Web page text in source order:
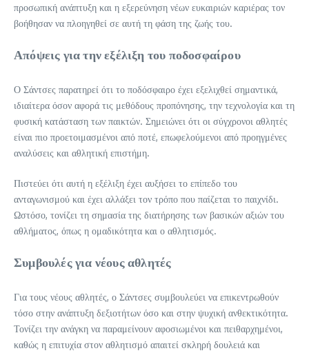
προσωπική ανάπτυξη και η εξερεύνηση νέων ευκαιριών καριέρας τον
βοήθησαν να πλοηγηθεί σε αυτή τη φάση της ζωής του.
Απόψεις για την εξέλιξη του ποδοσφαίρου
Ο Σάντσες παρατηρεί ότι το ποδόσφαιρο έχει εξελιχθεί σημαντικά,
ιδιαίτερα όσον αφορά τις μεθόδους προπόνησης, την τεχνολογία και τη
φυσική κατάσταση των παικτών. Σημειώνει ότι οι σύγχρονοι αθλητές
είναι πιο προετοιμασμένοι από ποτέ, επωφελούμενοι από προηγμένες
αναλύσεις και αθλητική επιστήμη.
Πιστεύει ότι αυτή η εξέλιξη έχει αυξήσει το επίπεδο του
ανταγωνισμού και έχει αλλάξει τον τρόπο που παίζεται το παιχνίδι.
Ωστόσο, τονίζει τη σημασία της διατήρησης των βασικών αξιών του
αθλήματος, όπως η ομαδικότητα και ο αθλητισμός.
Συμβουλές για νέους αθλητές
Για τους νέους αθλητές, ο Σάντσες συμβουλεύει να επικεντρωθούν
τόσο στην ανάπτυξη δεξιοτήτων όσο και στην ψυχική ανθεκτικότητα.
Τονίζει την ανάγκη να παραμείνουν αφοσιωμένοι και πειθαρχημένοι,
καθώς η επιτυχία στον αθλητισμό απαιτεί σκληρή δουλειά και